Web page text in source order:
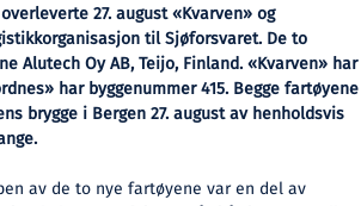
27. august «Kvarven» og
til Sjøforsvaret. De to
Alutech Oy AB, Teijo, Finland. «Kvarven» har
har byggenummer 415. Begge fartøyene
brygge i Bergen 27. august av henholdsvis
av de to nye fartøyene var en del av